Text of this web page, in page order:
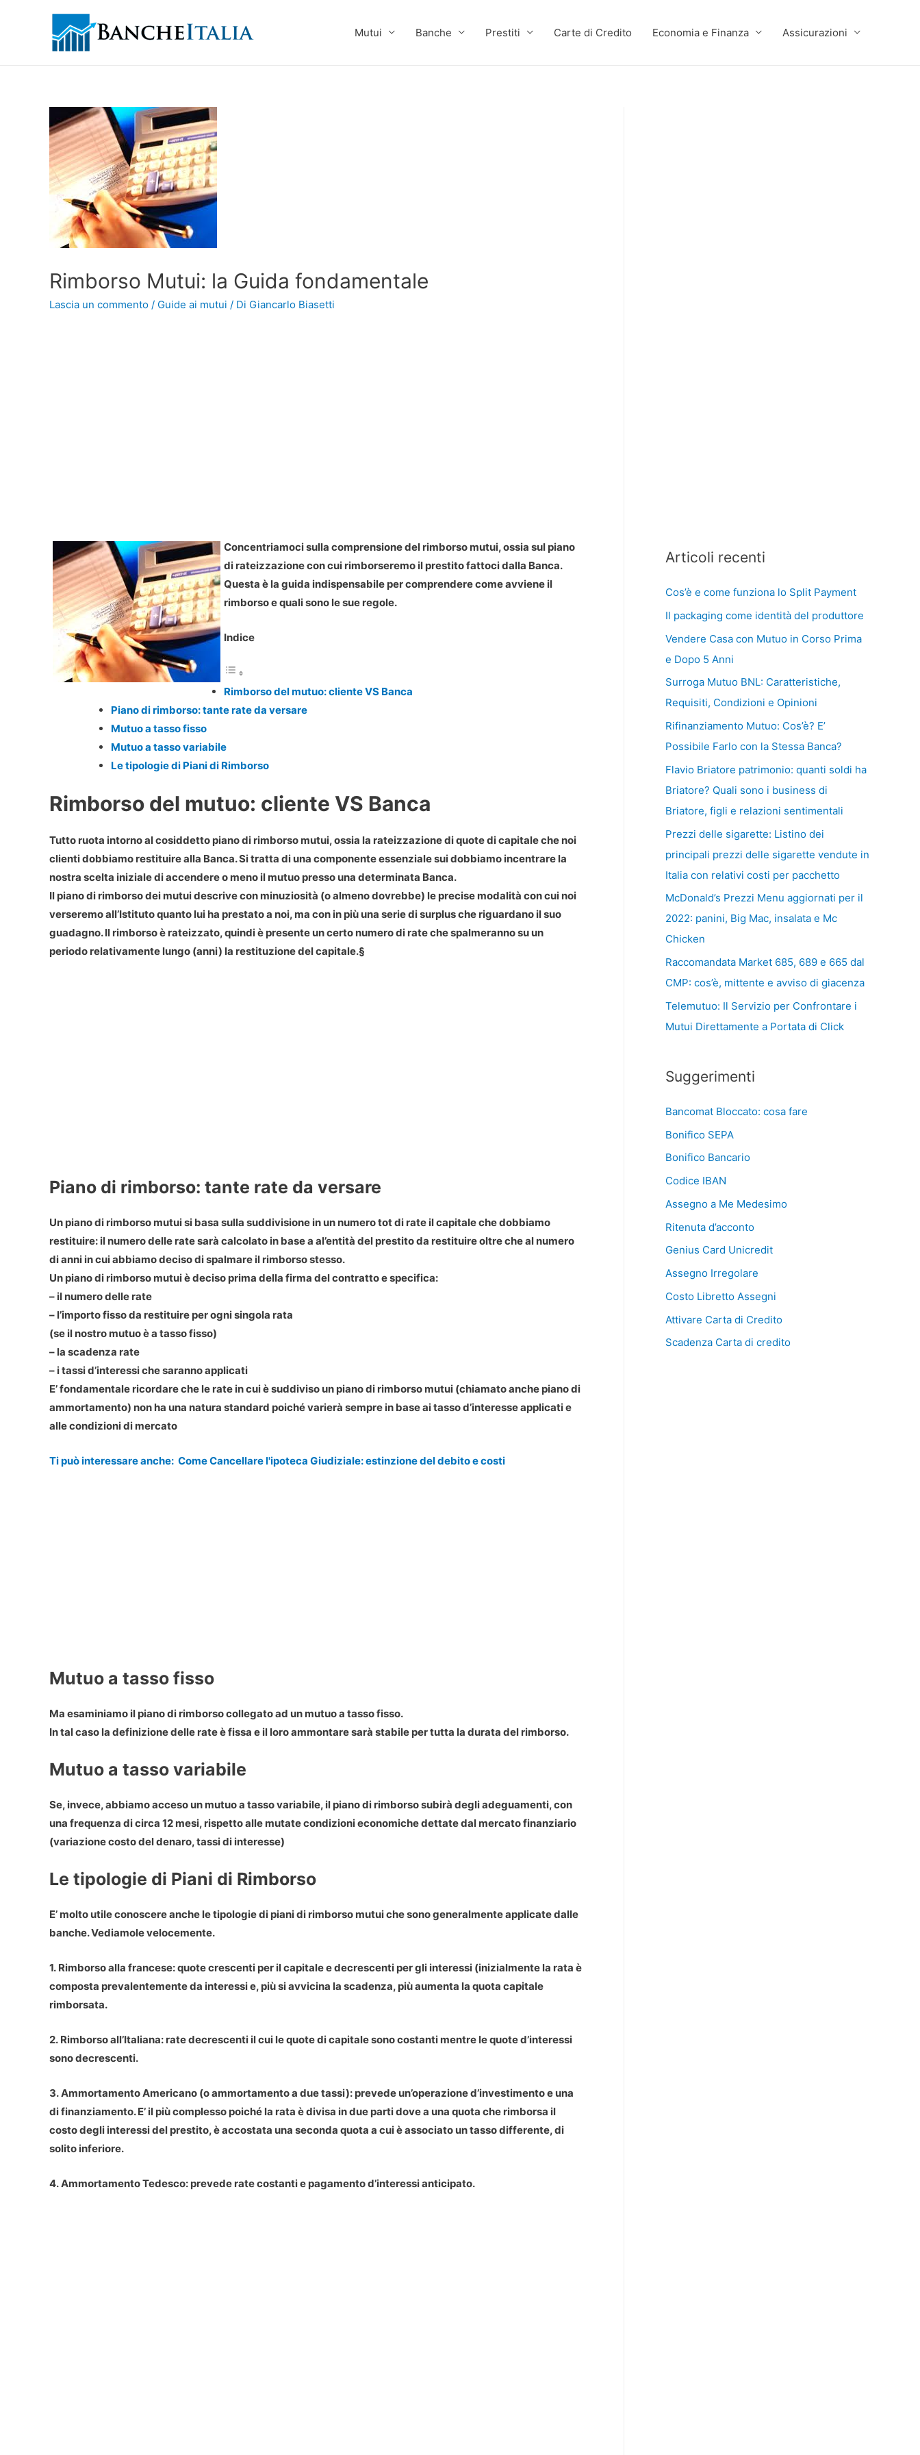
Mutui Banche Prestiti Carte di Credito Economia e Finanza Assicurazioni
Rimborso Mutui: la Guida fondamentale
Lascia un commento / Guide ai mutui / Di Giancarlo Biasetti
Concentriamoci sulla comprensione del rimborso mutui, ossia sul piano
di rateizzazione con cui rimborseremo il prestito fattoci dalla Banca.
Questa è la guida indispensabile per comprendere come avviene il
rimborso e quali sono le sue regole.
Indice
Rimborso del mutuo: cliente VS Banca
Piano di rimborso: tante rate da versare
Mutuo a tasso fisso
Mutuo a tasso variabile
Le tipologie di Piani di Rimborso
Rimborso del mutuo: cliente VS Banca
Tutto ruota intorno al cosiddetto piano di rimborso mutui, ossia la rateizzazione di quote di capitale che noi
clienti dobbiamo restituire alla Banca. Si tratta di una componente essenziale sui dobbiamo incentrare la
nostra scelta iniziale di accendere o meno il mutuo presso una determinata Banca.
Il piano di rimborso dei mutui descrive con minuziosità (o almeno dovrebbe) le precise modalità con cui noi
verseremo all’Istituto quanto lui ha prestato a noi, ma con in più una serie di surplus che riguardano il suo
guadagno. Il rimborso è rateizzato, quindi è presente un certo numero di rate che spalmeranno su un
periodo relativamente lungo (anni) la restituzione del capitale.§
Piano di rimborso: tante rate da versare
Un piano di rimborso mutui si basa sulla suddivisione in un numero tot di rate il capitale che dobbiamo
restituire: il numero delle rate sarà calcolato in base a al’entità del prestito da restituire oltre che al numero
di anni in cui abbiamo deciso di spalmare il rimborso stesso.
Un piano di rimborso mutui è deciso prima della firma del contratto e specifica:
– il numero delle rate
– l’importo fisso da restituire per ogni singola rata
(se il nostro mutuo è a tasso fisso)
– la scadenza rate
– i tassi d’interessi che saranno applicati
E’ fondamentale ricordare che le rate in cui è suddiviso un piano di rimborso mutui (chiamato anche piano di
ammortamento) non ha una natura standard poiché varierà sempre in base ai tasso d’interesse applicati e
alle condizioni di mercato
Ti può interessare anche: Come Cancellare l'ipoteca Giudiziale: estinzione del debito e costi
Mutuo a tasso fisso
Ma esaminiamo il piano di rimborso collegato ad un mutuo a tasso fisso.
In tal caso la definizione delle rate è fissa e il loro ammontare sarà stabile per tutta la durata del rimborso.
Mutuo a tasso variabile
Se, invece, abbiamo acceso un mutuo a tasso variabile, il piano di rimborso subirà degli adeguamenti, con
una frequenza di circa 12 mesi, rispetto alle mutate condizioni economiche dettate dal mercato finanziario
(variazione costo del denaro, tassi di interesse)
Le tipologie di Piani di Rimborso
E’ molto utile conoscere anche le tipologie di piani di rimborso mutui che sono generalmente applicate dalle
banche. Vediamole velocemente.
1. Rimborso alla francese: quote crescenti per il capitale e decrescenti per gli interessi (inizialmente la rata è
composta prevalentemente da interessi e, più si avvicina la scadenza, più aumenta la quota capitale
rimborsata.
2. Rimborso all’Italiana: rate decrescenti il cui le quote di capitale sono costanti mentre le quote d’interessi
sono decrescenti.
3. Ammortamento Americano (o ammortamento a due tassi): prevede un’operazione d’investimento e una
di finanziamento. E’ il più complesso poiché la rata è divisa in due parti dove a una quota che rimborsa il
costo degli interessi del prestito, è accostata una seconda quota a cui è associato un tasso differente, di
solito inferiore.
4. Ammortamento Tedesco: prevede rate costanti e pagamento d’interessi anticipato.
Articoli recenti
Cos’è e come funziona lo Split Payment
Il packaging come identità del produttore
Vendere Casa con Mutuo in Corso Prima
e Dopo 5 Anni
Surroga Mutuo BNL: Caratteristiche,
Requisiti, Condizioni e Opinioni
Rifinanziamento Mutuo: Cos’è? E’
Possibile Farlo con la Stessa Banca?
Flavio Briatore patrimonio: quanti soldi ha
Briatore? Quali sono i business di
Briatore, figli e relazioni sentimentali
Prezzi delle sigarette: Listino dei
principali prezzi delle sigarette vendute in
Italia con relativi costi per pacchetto
McDonald’s Prezzi Menu aggiornati per il
2022: panini, Big Mac, insalata e Mc
Chicken
Raccomandata Market 685, 689 e 665 dal
CMP: cos’è, mittente e avviso di giacenza
Telemutuo: Il Servizio per Confrontare i
Mutui Direttamente a Portata di Click
Suggerimenti
Bancomat Bloccato: cosa fare
Bonifico SEPA
Bonifico Bancario
Codice IBAN
Assegno a Me Medesimo
Ritenuta d’acconto
Genius Card Unicredit
Assegno Irregolare
Costo Libretto Assegni
Attivare Carta di Credito
Scadenza Carta di credito